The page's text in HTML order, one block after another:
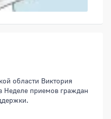
области Виктория
Неделе приемов граждан